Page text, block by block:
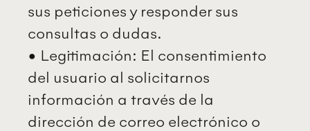
sus peticiones y responder sus
consultas o dudas.
• Legitimación: El consentimiento
del usuario al solicitarnos
información a través de la
dirección de correo electrónico o